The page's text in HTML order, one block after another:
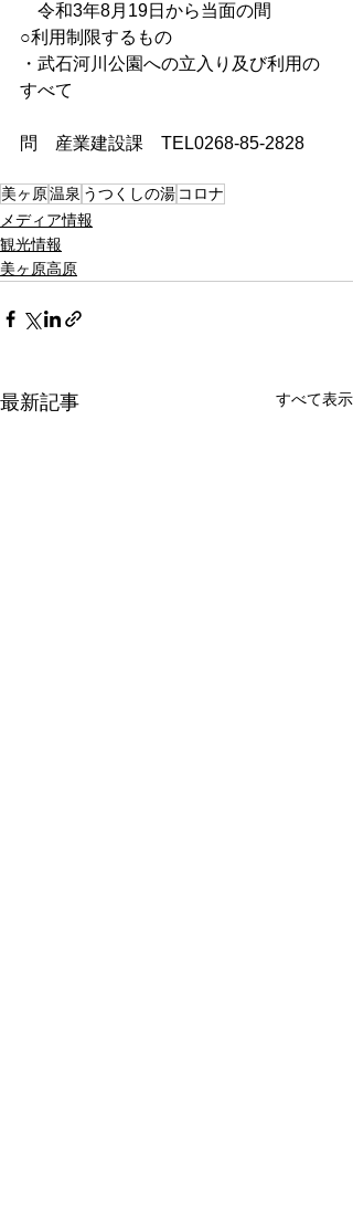
令和3年8月19日から当面の間
○利用制限するもの
・武石河川公園への立入り及び利用の
すべて
問　産業建設課　TEL0268-85-2828
美ヶ原温泉 うつくしの湯 コロナ
メディア情報
観光情報
美ヶ原高原
最新記事 すべて表示